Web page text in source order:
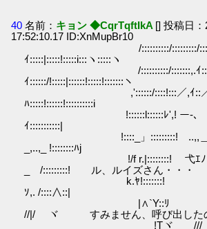
40 名前： キョン ◆CqrTqftIkA [] 投稿日
17:52:10.17 ID:XnMupBr10
/::::::::::/:::::::::/
ｲ:::::|:::::!:::::i:::ヽ:::::ヽ
/::::::::::/:::::::,.ｲ
ｲ::::::/!:::::|::::::!:::::!:::::::ヽ
,'::::::/::::!:::／,ｲ::／ .!/
ﾊ:::::!::::::!::::::::::i
!::::::l::::::ﾚ',! ー-､
ｲ:::::::::::|
!::::_」:::::::::! ..,,＿`
_,..,_ !::::::::ﾊj
!/f r.|::::::::! 弋ｴﾉ
_ /:::::::::! ル、ルイズさん・・・
k.ﾔ!:::::::!
ｿ,. /::::∧::|
//|/ ヾ すみません、呼び出したの
!Tヾ /// j